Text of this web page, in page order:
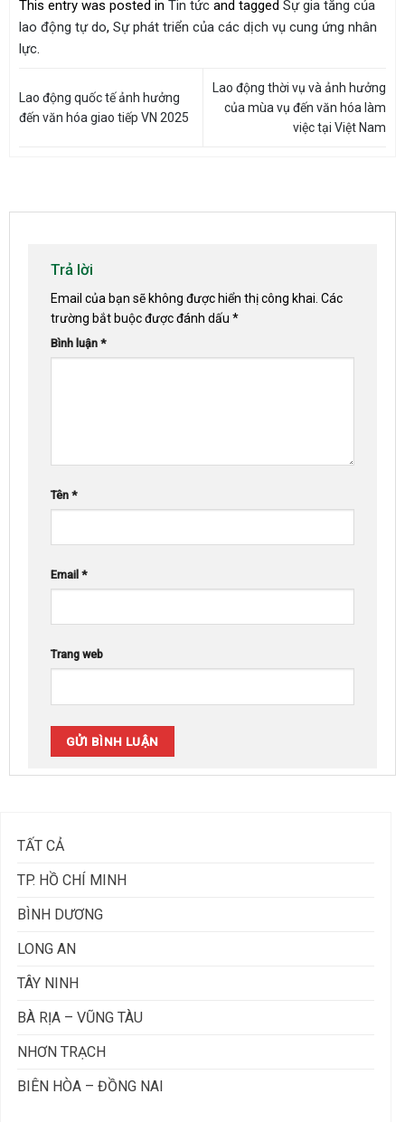
This entry was posted in Tin tức and tagged Sự gia tăng của
lao động tự do, Sự phát triển của các dịch vụ cung ứng nhân
lực.
Lao động quốc tế ảnh hưởng
đến văn hóa giao tiếp VN 2025
Lao động thời vụ và ảnh hưởng
của mùa vụ đến văn hóa làm
việc tại Việt Nam
Trả lời
Email của bạn sẽ không được hiển thị công khai. Các
trường bắt buộc được đánh dấu *
Bình luận *
Tên *
Email *
Trang web
TẤT CẢ
TP. HỒ CHÍ MINH
BÌNH DƯƠNG
LONG AN
TÂY NINH
BÀ RỊA – VŨNG TÀU
NHƠN TRẠCH
BIÊN HÒA – ĐỒNG NAI